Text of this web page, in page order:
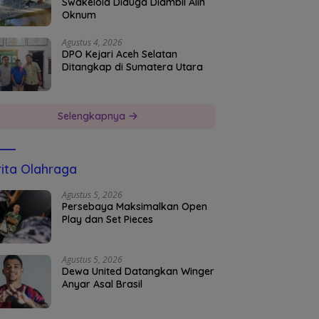
Oknum
Agustus 4, 2026
DPO Kejari Aceh Selatan
Ditangkap di Sumatera Utara
Selengkapnya
Olahraga
Agustus 5, 2026
Persebaya Maksimalkan Open
Play dan Set Pieces
Agustus 5, 2026
Dewa United Datangkan Winger
Anyar Asal Brasil